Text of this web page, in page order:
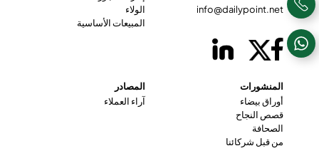
info@dailypoint.net
الولاء
المبيعات الأساسية
المنشورات
أوراق بيضاء
قصص النجاح
الصحافة
من قبل شركائنا
المصادر
آراء العملاء